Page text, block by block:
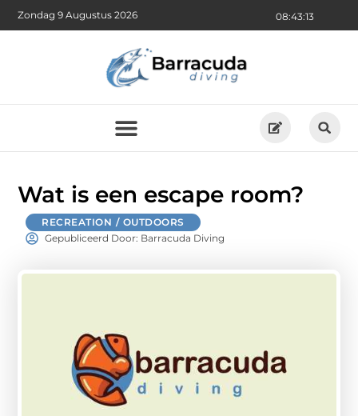
08:43:14
Zondag 9 Augustus 2026
Wat is een escape room?
RECREATION / OUTDOORS
Gepubliceerd Door: Barracuda Diving